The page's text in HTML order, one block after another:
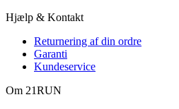
Hjælp & Kontakt
Returnering af din ordre
Garanti
Kundeservice
Om 21RUN